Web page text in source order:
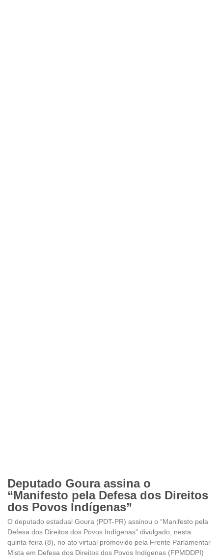
Deputado Goura assina o
“Manifesto pela Defesa dos Direitos
dos Povos Indígenas”
O deputado estadual Goura (PDT-PR) assinou o “Manifesto pela
Defesa dos Direitos dos Povos Indígenas” divulgado, nesta
quinta-feira (8), no ato virtual promovido pela Frente Parlamentar
Mista em Defesa dos Direitos dos Povos Indígenas (FPMDDPI)